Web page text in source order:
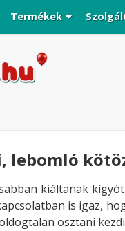
Termékek
lebomló
kiáltanak
is igaz,
osztani